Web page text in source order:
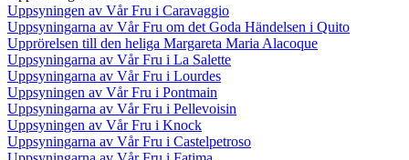
Uppsyningen av Vår Fru i Caravaggio
Uppsyningarna av Vår Fru om det Goda Händelsen i Quito
Upprörelsen till den heliga Margareta Maria Alacoque
Uppsyningarna av Vår Fru i La Salette
Uppsyningarna av Vår Fru i Lourdes
Uppsyningen av Vår Fru i Pontmain
Uppsyningarna av Vår Fru i Pellevoisin
Uppsyningen av Vår Fru i Knock
Uppsyningarna av Vår Fru i Castelpetroso